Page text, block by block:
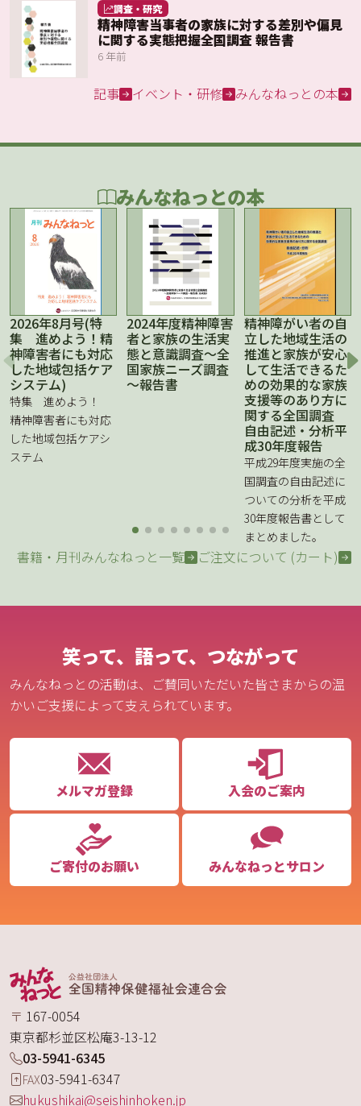
調査・研究
精神障害当事者の家族に対する差別や偏見
に関する実態把握全国調査 報告書
6 年前
記事 イベント・研修 みんなねっとの本
みんなねっとの本
2026年8月号(特
集 進めよう！精
神障害者にも対応
した地域包括ケア
システム)
特集 進めよう！
精神障害者にも対応
した地域包括ケアシ
ステム
2024年度精神障害
者と家族の生活実
態と意識調査～全
国家族ニーズ調査
～報告書
精神障がい者の自
立した地域生活の
推進と家族が安心
して生活できるた
めの効果的な家族
支援等のあり方に
関する全国調査
自由記述・分析平
成30年度報告
平成29年度実施の全
国調査の自由記述に
ついての分析を平成
30年度報告書として
まとめました。
書籍・月刊みんなねっと一覧 ご注文について (カート)
笑って、語って、つながって
みんなねっとの活動は、ご賛同いただいた皆さまからの温
かいご支援によって支えられています。
メルマガ登録 入会のご案内
ご寄付のお願い みんなねっとサロン
〒 167-0054
東京都杉並区松庵3-13-12
03-5941-6345
FAX03-5941-6347
hukushikai@seishinhoken.jp